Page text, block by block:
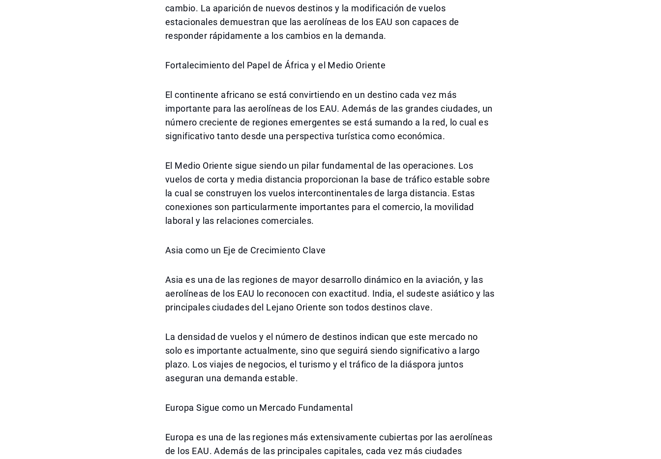
cambio. La aparición de nuevos destinos y la modificación de vuelos
estacionales demuestran que las aerolíneas de los EAU son capaces de
responder rápidamente a los cambios en la demanda.
Fortalecimiento del Papel de África y el Medio Oriente
El continente africano se está convirtiendo en un destino cada vez más
importante para las aerolíneas de los EAU. Además de las grandes ciudades, un
número creciente de regiones emergentes se está sumando a la red, lo cual es
significativo tanto desde una perspectiva turística como económica.
El Medio Oriente sigue siendo un pilar fundamental de las operaciones. Los
vuelos de corta y media distancia proporcionan la base de tráfico estable sobre
la cual se construyen los vuelos intercontinentales de larga distancia. Estas
conexiones son particularmente importantes para el comercio, la movilidad
laboral y las relaciones comerciales.
Asia como un Eje de Crecimiento Clave
Asia es una de las regiones de mayor desarrollo dinámico en la aviación, y las
aerolíneas de los EAU lo reconocen con exactitud. India, el sudeste asiático y las
principales ciudades del Lejano Oriente son todos destinos clave.
La densidad de vuelos y el número de destinos indican que este mercado no
solo es importante actualmente, sino que seguirá siendo significativo a largo
plazo. Los viajes de negocios, el turismo y el tráfico de la diáspora juntos
aseguran una demanda estable.
Europa Sigue como un Mercado Fundamental
Europa es una de las regiones más extensivamente cubiertas por las aerolíneas
de los EAU. Además de las principales capitales, cada vez más ciudades